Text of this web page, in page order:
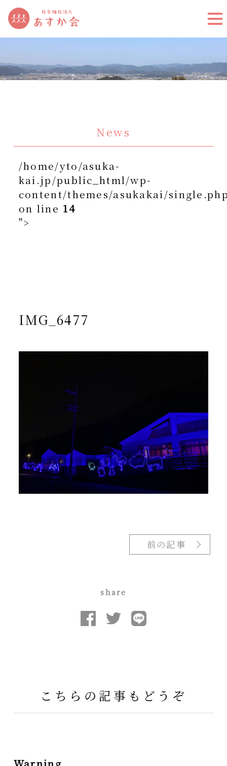
News
/home/yto/asuka-
kai.jp/public_html/wp-
content/themes/asukakai/
on line 14
">
IMG_6477
前の記事
share
こちらの記事もどうぞ
Warning